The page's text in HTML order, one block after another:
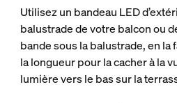
Utilisez un bandeau LED
balustrade de votre balcon ou
bande sous la balustrade, en la
la longueur pour la cacher à la
lumière vers le bas sur la